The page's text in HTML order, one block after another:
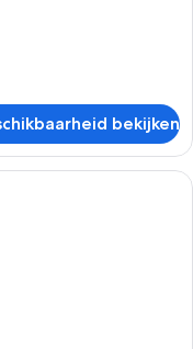
bekijken
met een groot bed,